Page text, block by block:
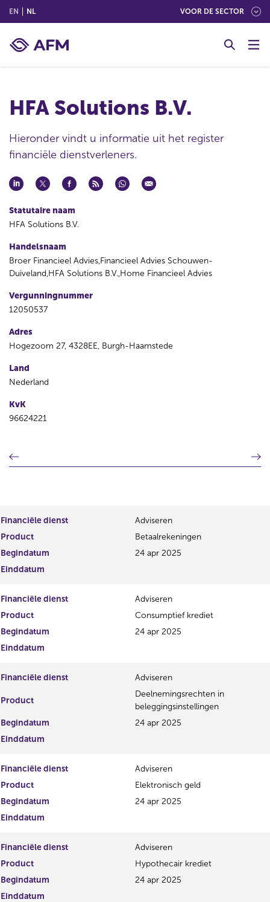
EN (ENGLISH)
NL(NEDERLANDS (NEDERLAND)) VOOR DE SECTOR
HFA Solutions B.V.
Hieronder vindt u informatie uit het register
financiële dienstverleners.
Statutaire naam
HFA Solutions B.V.
Handelsnaam
Broer Financieel Advies,Financieel Advies Schouwen-
Duiveland,HFA Solutions B.V.,Home Financieel Advies
Vergunningnummer
12050537
Adres
Hogezoom 27, 4328EE, Burgh-Haamstede
Land
Nederland
KvK
96624221
o
e
e
g
i
e
r
e
s
l
a
t
V
o
Financiële dienst
Adviseren
Product
Betaalrekeningen
Begindatum
24 apr 2025
Einddatum
Financiële dienst
Adviseren
Product
Consumptief krediet
Begindatum
24 apr 2025
Einddatum
Financiële dienst Adviseren
Product
Deelnemingsrechten in
beleggingsinstellingen
Begindatum
24 apr 2025
Einddatum
Financiële dienst
Adviseren
Product
Elektronisch geld
Begindatum
24 apr 2025
Einddatum
Financiële dienst
Adviseren
Product
Hypothecair krediet
Begindatum
24 apr 2025
Einddatum